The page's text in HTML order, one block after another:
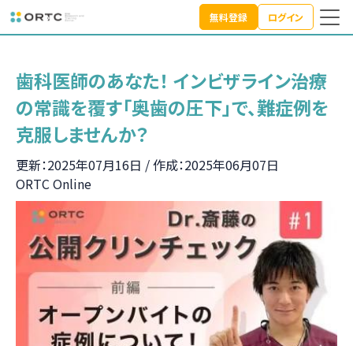
無料登録 ログイン
TOP トピック 歯科医師のあなた！ インビザライン治療の常識を覆す「奥
歯科医師のあなた！ インビザライン治療
の常識を覆す「奥歯の圧下」で、難症例を
克服しませんか？
更新：2025年07月16日 / 作成：2025年06月07日
ORTC Online